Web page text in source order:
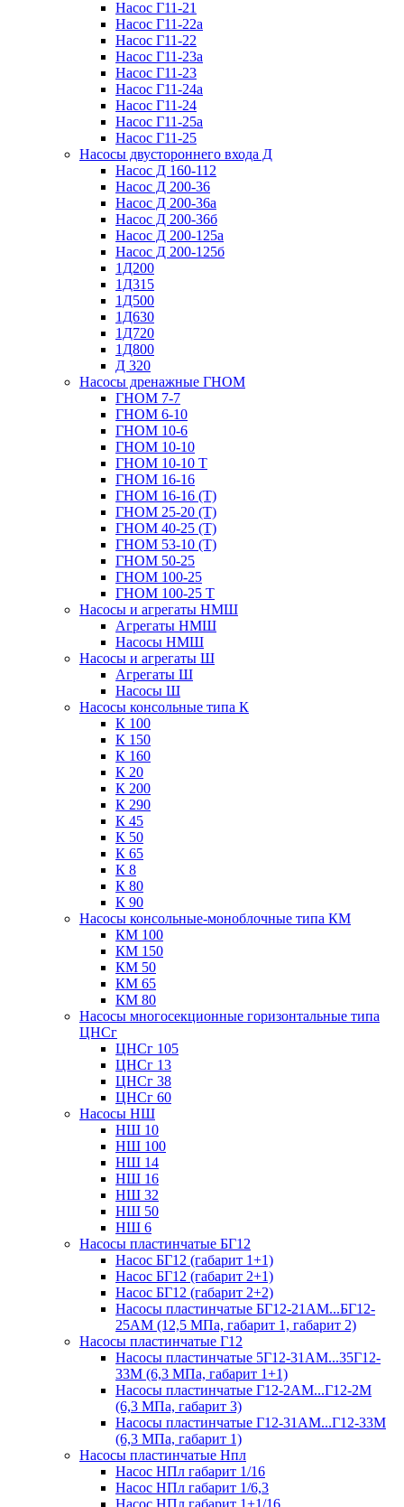
Насос Г11-21
Насос Г11-22а
Насос Г11-22
Насос Г11-23а
Насос Г11-23
Насос Г11-24а
Насос Г11-24
Насос Г11-25а
Насос Г11-25
Насосы двустороннего входа Д
Насос Д 160-112
Насос Д 200-36
Насос Д 200-36а
Насос Д 200-36б
Насос Д 200-125а
Насос Д 200-125б
1Д200
1Д315
1Д500
1Д630
1Д720
1Д800
Д 320
Насосы дренажные ГНОМ
ГНОМ 7-7
ГНОМ 6-10
ГНОМ 10-6
ГНОМ 10-10
ГНОМ 10-10 Т
ГНОМ 16-16
ГНОМ 16-16 (Т)
ГНОМ 25-20 (Т)
ГНОМ 40-25 (Т)
ГНОМ 53-10 (Т)
ГНОМ 50-25
ГНОМ 100-25
ГНОМ 100-25 Т
Насосы и агрегаты НМШ
Агрегаты НМШ
Насосы НМШ
Насосы и агрегаты Ш
Агрегаты Ш
Насосы Ш
Насосы консольные типа К
К 100
К 150
К 160
К 20
К 200
К 290
К 45
К 50
К 65
К 8
К 80
К 90
Насосы консольные-моноблочные типа КМ
КМ 100
КМ 150
КМ 50
КМ 65
КМ 80
Насосы многосекционные горизонтальные типа
ЦНСг
ЦНСг 105
ЦНСг 13
ЦНСг 38
ЦНСг 60
Насосы НШ
НШ 10
НШ 100
НШ 14
НШ 16
НШ 32
НШ 50
НШ 6
Насосы пластинчатые БГ12
Насос БГ12 (габарит 1+1)
Насос БГ12 (габарит 2+1)
Насос БГ12 (габарит 2+2)
Насосы пластинчатые БГ12-21АМ...БГ12-
25АМ (12,5 МПа, габарит 1, габарит 2)
Насосы пластинчатые Г12
Насосы пластинчатые 5Г12-31АМ...35Г12-
33М (6,3 МПа, габарит 1+1)
Насосы пластинчатые Г12-2АМ...Г12-2М
(6,3 МПа, габарит 3)
Насосы пластинчатые Г12-31АМ...Г12-33М
(6,3 МПа, габарит 1)
Насосы пластинчатые Нпл
Насос НПл габарит 1/16
Насос НПл габарит 1/6,3
Насос НПл габарит 1+1/16